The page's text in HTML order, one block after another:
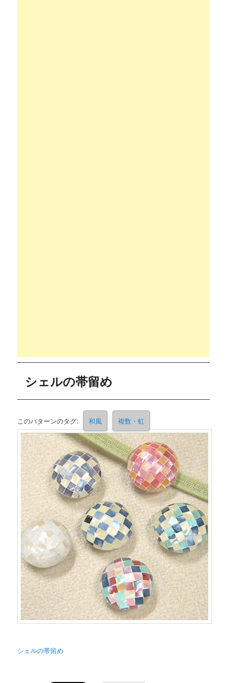
シェルの帯留め
このパターンのタグ: 和風 複数・虹
シェルの帯留め